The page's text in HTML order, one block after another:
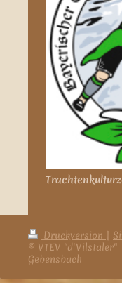
Druckversion |
© VTEV "d'Vilstaler"
Gebensbach